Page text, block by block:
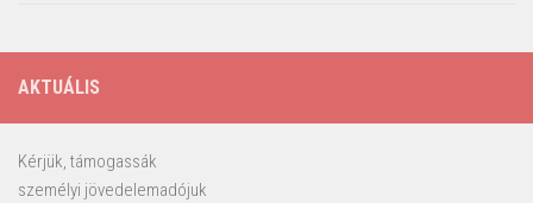
AKTUÁLIS
Kérjük, támogassák
személyi jövedelemadójuk